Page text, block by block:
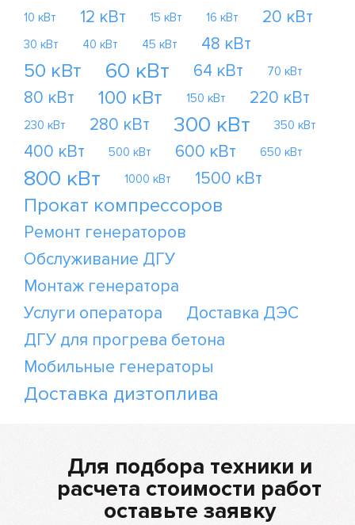
10 кВт 12 кВт 15 кВт 16 кВт 20 кВт
30 кВт 40 кВт 45 кВт 48 кВт
50 кВт 60 кВт 64 кВт 70 кВт
80 кВт 100 кВт 150 кВт 220 кВт
230 кВт 280 кВт 300 кВт 350 кВт
400 кВт 500 кВт 600 кВт 650 кВт
800 кВт 1000 кВт 1500 кВт
Прокат компрессоров
Ремонт генераторов
Обслуживание ДГУ
Монтаж генератора
Услуги оператора
Доставка ДЭС
ДГУ для прогрева бетона
Мобильные генераторы
Доставка дизтоплива
Для подбора техники и
расчета стоимости работ
оставьте заявку